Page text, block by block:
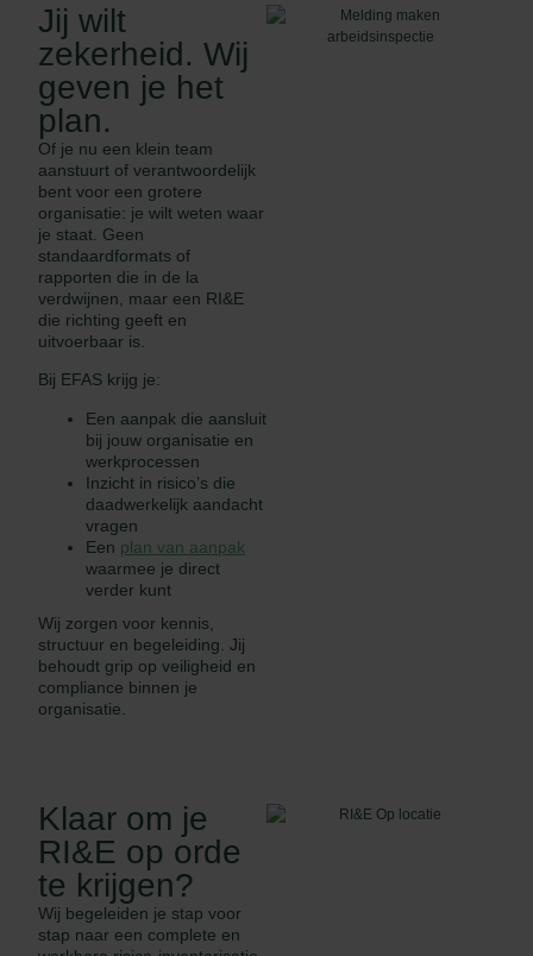
Jij wilt
zekerheid. Wij
geven je het
plan.
Of je nu een klein team
aanstuurt of verantwoordelijk
bent voor een grotere
organisatie: je wilt weten waar
je staat. Geen
standaardformats of
rapporten die in de la
verdwijnen, maar een RI&E
die richting geeft en
uitvoerbaar is.
Bij EFAS krijg je:
Een aanpak die aansluit
bij jouw organisatie en
werkprocessen
Inzicht in risico’s die
daadwerkelijk aandacht
vragen
Een plan van aanpak
waarmee je direct
verder kunt
Wij zorgen voor kennis,
structuur en begeleiding. Jij
behoudt grip op veiligheid en
compliance binnen je
organisatie.
Klaar om je
RI&E op orde
te krijgen?
Wij begeleiden je stap voor
stap naar een complete en